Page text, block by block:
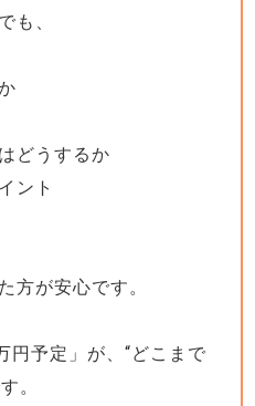
も、
どうするか
ント
方が安心です。
円予定」が、“どこまで
。